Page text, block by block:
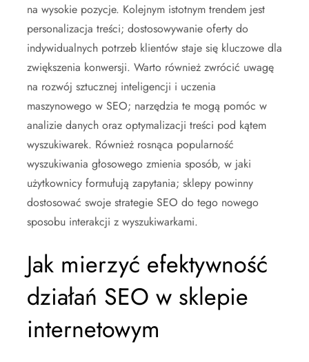
na wysokie pozycje. Kolejnym istotnym trendem jest
personalizacja treści; dostosowywanie oferty do
indywidualnych potrzeb klientów staje się kluczowe dla
zwiększenia konwersji. Warto również zwrócić uwagę
na rozwój sztucznej inteligencji i uczenia
maszynowego w SEO; narzędzia te mogą pomóc w
analizie danych oraz optymalizacji treści pod kątem
wyszukiwarek. Również rosnąca popularność
wyszukiwania głosowego zmienia sposób, w jaki
użytkownicy formułują zapytania; sklepy powinny
dostosować swoje strategie SEO do tego nowego
sposobu interakcji z wyszukiwarkami.
Jak mierzyć efektywność
działań SEO w sklepie
internetowym